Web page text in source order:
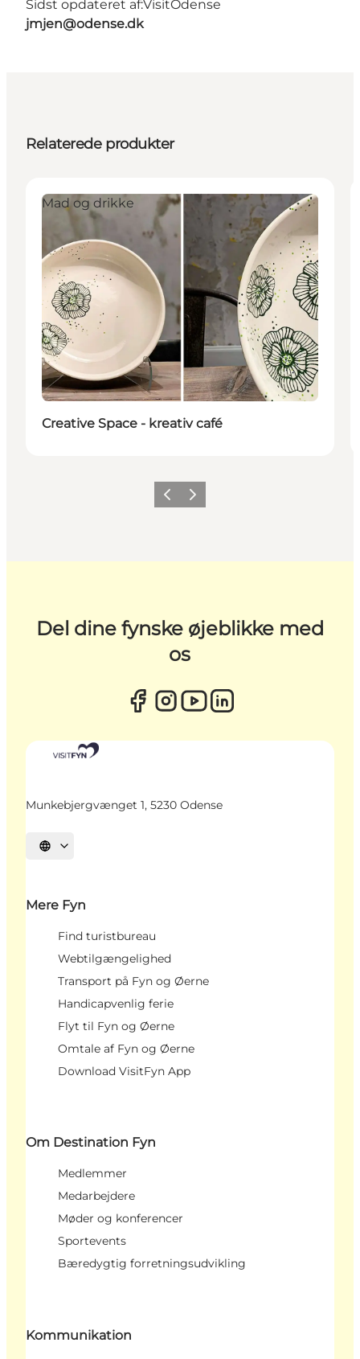
Sidst opdateret af:VisitOdense
jmjen@odense.dk
Relaterede produkter
Mad og drikke
Creative Space - kreativ café
ForrigeNæste
Del dine fynske øjeblikke med
os
Munkebjergvænget 1, 5230 Odense
Vælg sprog
Mere Fyn
Find turistbureau
Webtilgængelighed
Transport på Fyn og Øerne
Handicapvenlig ferie
Flyt til Fyn og Øerne
Omtale af Fyn og Øerne
Download VisitFyn App
Om Destination Fyn
Medlemmer
Medarbejdere
Møder og konferencer
Sportevents
Bæredygtig forretningsudvikling
Kommunikation